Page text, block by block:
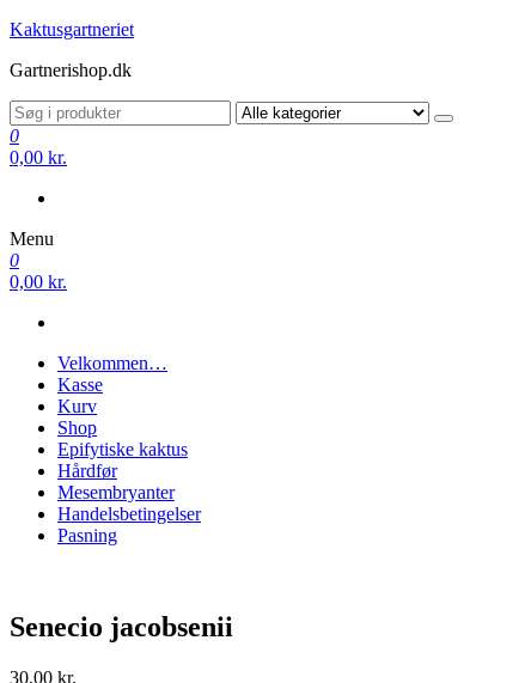
Videre
indhold
Kaktusgartneriet
Gartnerishop.dk
0
0,00 kr.
Menu
0
0,00 kr.
Velkommen…
Kasse
Kurv
Shop
Epifytiske kaktus
Hårdfør
Mesembryanter
Handelsbetingelser
Pasning
Senecio jacobsenii
30,00 kr.